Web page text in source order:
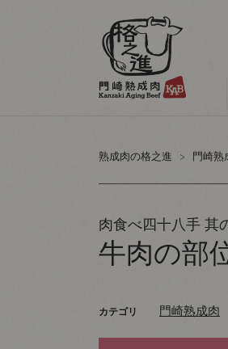
熟成肉の格之進 門崎熟
肉食べ四十八手 其
牛肉の部
カテゴリ 門崎熟成肉